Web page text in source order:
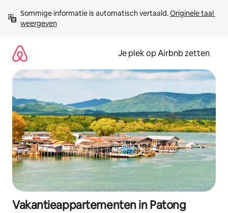
direct
naar
Sommige informatie is automatisch vertaald. Originele taal
weergeven
Je plek op Airbnb zetten
Vakantieappartementen in Patong